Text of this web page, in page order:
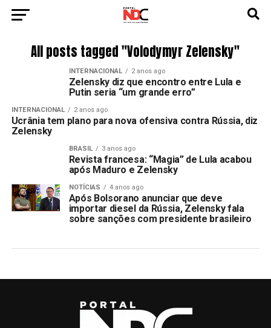
All posts tagged "Volodymyr Zelensky"
INTERNACIONAL 2 anos ago
Zelensky diz que encontro entre Lula e
Putin seria “um grande erro”
INTERNACIONAL 2 anos ago
Ucrânia tem plano para nova ofensiva contra Rússia, diz
Zelensky
BRASIL 3 anos ago
Revista francesa: “Magia” de Lula acabou
após Maduro e Zelensky
NOTÍCIAS 4 anos ago
Após Bolsorano anunciar que deve
importar diesel da Rússia, Zelensky fala
sobre sanções com presidente brasileiro